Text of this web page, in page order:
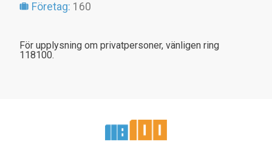
Företag: 160
För upplysning om privatpersoner, vänligen ring
118100.